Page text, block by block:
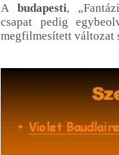
A budapesti,
csapat pedig
megfilmesített változat